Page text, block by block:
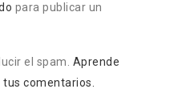
para publicar un
el spam. Aprende
comentarios.